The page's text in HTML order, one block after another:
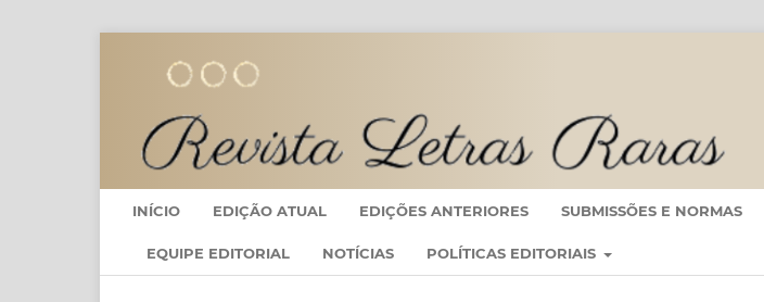
INÍCIO EDIÇÃO ATUAL EDIÇÕES ANTERIORES SUBMISSÕES E NORMAS
EQUIPE EDITORIAL NOTÍCIAS POLÍTICAS EDITORIAIS